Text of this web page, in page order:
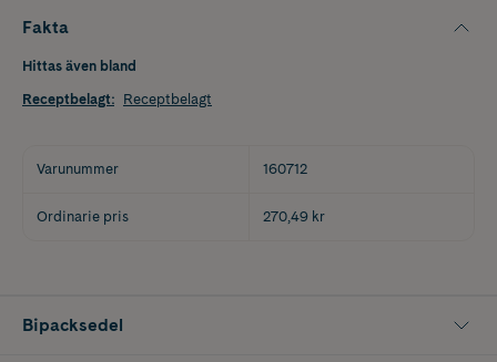
Fakta
Hittas även bland
Receptbelagt: Receptbelagt
Varunummer 160712
Ordinarie pris 270,49 kr
Bipacksedel